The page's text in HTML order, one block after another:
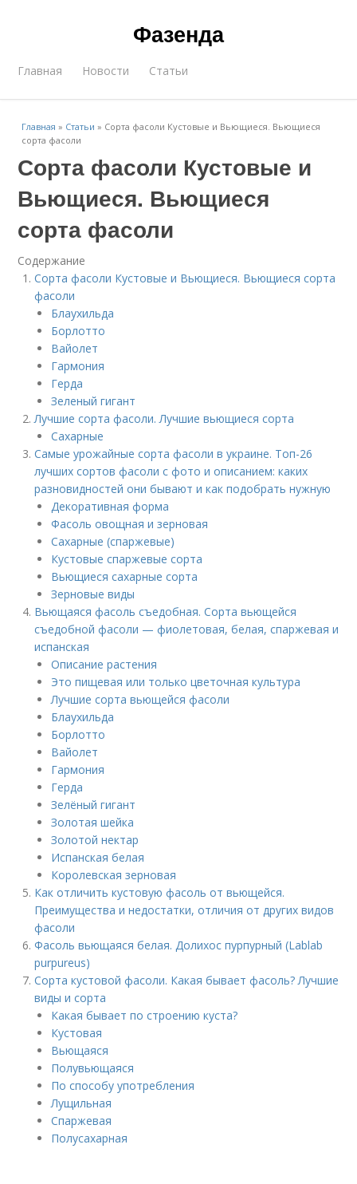
Фазенда
Главная Новости Статьи
Главная » Статьи » Сорта фасоли Кустовые и Вьющиеся. Вьющиеся
сорта фасоли
Сорта фасоли Кустовые и
Вьющиеся. Вьющиеся
сорта фасоли
Содержание
Сорта фасоли Кустовые и Вьющиеся. Вьющиеся сорта
фасоли
Блаухильда
Борлотто
Вайолет
Гармония
Герда
Зеленый гигант
Лучшие сорта фасоли. Лучшие вьющиеся сорта
Сахарные
Самые урожайные сорта фасоли в украине. Топ-26
лучших сортов фасоли с фото и описанием: каких
разновидностей они бывают и как подобрать нужную
Декоративная форма
Фасоль овощная и зерновая
Сахарные (спаржевые)
Кустовые спаржевые сорта
Вьющиеся сахарные сорта
Зерновые виды
Вьющаяся фасоль съедобная. Сорта вьющейся
съедобной фасоли — фиолетовая, белая, спаржевая и
испанская
Описание растения
Это пищевая или только цветочная культура
Лучшие сорта вьющейся фасоли
Блаухильда
Борлотто
Вайолет
Гармония
Герда
Зелёный гигант
Золотая шейка
Золотой нектар
Испанская белая
Королевская зерновая
Как отличить кустовую фасоль от вьющейся.
Преимущества и недостатки, отличия от других видов
фасоли
Фасоль вьющаяся белая. Долихос пурпурный (Lablab
purpureus)
Сорта кустовой фасоли. Какая бывает фасоль? Лучшие
виды и сорта
Какая бывает по строению куста?
Кустовая
Вьющаяся
Полувьющаяся
По способу употребления
Лущильная
Спаржевая
Полусахарная